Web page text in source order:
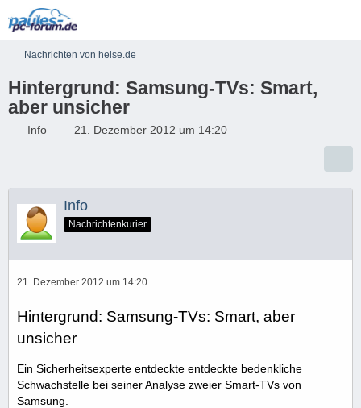
Nachrichten von heise.de
Hintergrund: Samsung-TVs: Smart,
aber unsicher
Info 21. Dezember 2012 um 14:20
Info
Nachrichtenkurier
21. Dezember 2012 um 14:20
Hintergrund: Samsung-TVs: Smart, aber
unsicher
Ein Sicherheitsexperte entdeckte entdeckte bedenkliche
Schwachstelle bei seiner Analyse zweier Smart-TVs von
Samsung.